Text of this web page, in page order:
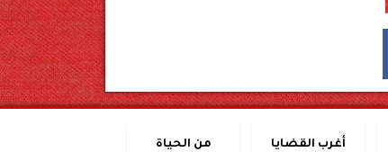
أغرب القضايا من الحياة